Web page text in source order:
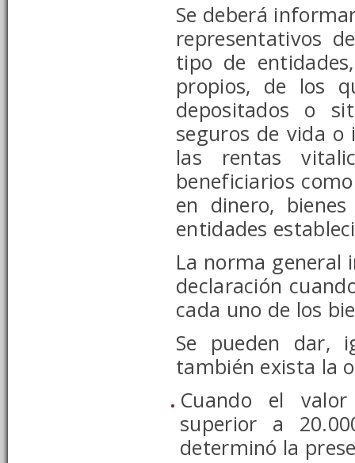
Se deberá
representativos
tipo de
propios, de los
depositados o
seguros de vida o
las rentas
beneficiarios
en dinero,
entidades
La norma general
declaración
cada uno de los
Se pueden dar,
también exista la
Cuando el
superior a
determinó la